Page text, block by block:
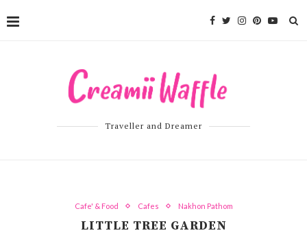
Traveller and Dreamer
Cafe' & Food Cafes Nakhon Pathom
LITTLE TREE GARDEN